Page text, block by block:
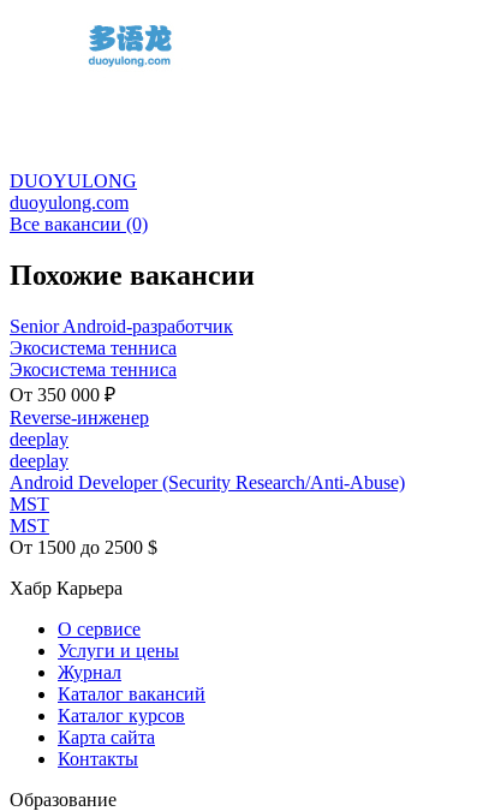
DUOYULONG
duoyulong.com
Все вакансии (0)
Похожие вакансии
Senior Android-разработчик
Экосистема тенниса
Экосистема тенниса
От 350 000 ₽
Reverse-инженер
deeplay
deeplay
Android Developer (Security Research/Anti-Abuse)
MST
MST
От 1500 до 2500 $
Хабр Карьера
О сервисе
Услуги и цены
Журнал
Каталог вакансий
Каталог курсов
Карта сайта
Контакты
Образование